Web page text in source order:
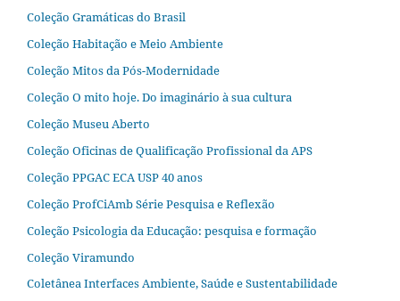
Coleção Gramáticas do Brasil
Coleção Habitação e Meio Ambiente
Coleção Mitos da Pós-Modernidade
Coleção O mito hoje. Do imaginário à sua cultura
Coleção Museu Aberto
Coleção Oficinas de Qualificação Profissional da APS
Coleção PPGAC ECA USP 40 anos
Coleção ProfCiAmb Série Pesquisa e Reflexão
Coleção Psicologia da Educação: pesquisa e formação
Coleção Viramundo
Coletânea Interfaces Ambiente, Saúde e Sustentabilidade